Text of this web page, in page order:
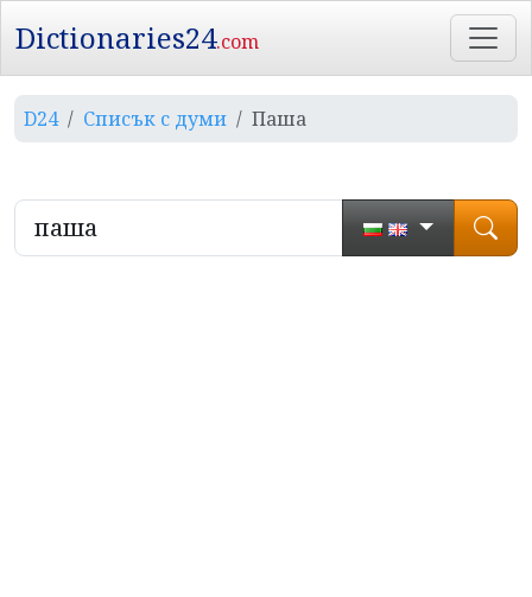
Dictionaries24.com
D24 Списък с думи Паша